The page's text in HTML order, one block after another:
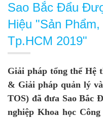
Sao Bắc Đẩu
Hiệu "Sản
Tp.HCM 2019"
Giải pháp tổng thể Hệ
& Giải pháp quản lý
TOS) đã đưa Sao Bắc
nghiệp Khoa học